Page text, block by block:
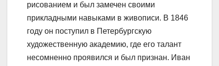
рисованием и был замечен своими
прикладными навыками в живописи. В 1846
году он поступил в Петербургскую
художественную академию, где его талант
несомненно проявился и был признан. Иван